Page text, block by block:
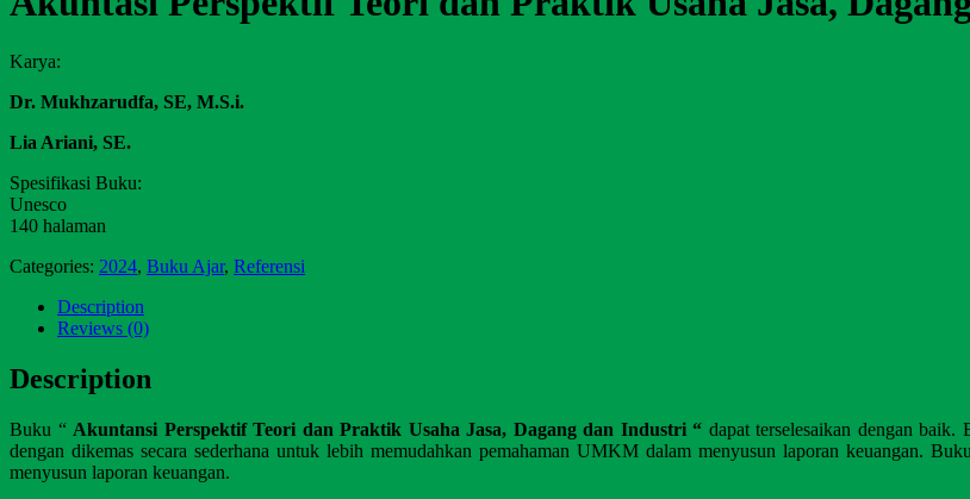
Karya:
Dr. Mukhzarudfa, SE, M.S.i.
Lia Ariani, SE.
Spesifikasi Buku:
Unesco
140 halaman
Categories: 2024, Buku Ajar, Referensi
Description
Reviews (0)
Description
Buku “ Akuntansi Perspektif Teori dan Praktik Usaha Jasa, Dagang dan Industri “ dapat terselesaikan dengan
dengan dikemas secara sederhana untuk lebih memudahkan pemahaman UMKM dalam menyusun laporan keuangan.
menyusun laporan keuangan.